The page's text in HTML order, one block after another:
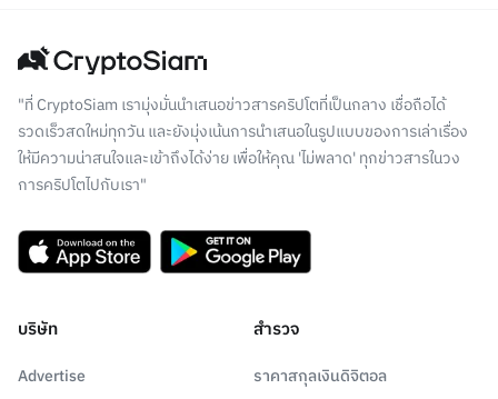
"ที่ CryptoSiam เรามุ่งมั่นนำเสนอข่าวสารคริปโตที่เป็นกลาง เชื่อถือได้
รวดเร็วสดใหม่ทุกวัน และยังมุ่งเน้นการนำเสนอในรูปแบบของการเล่าเรื่อง
ให้มีความน่าสนใจและเข้าถึงได้ง่าย เพื่อให้คุณ 'ไม่พลาด' ทุกข่าวสารในวง
การคริปโตไปกับเรา"
บริษัท
Advertise
สำรวจ
ราคาสกุลเงินดิจิตอล